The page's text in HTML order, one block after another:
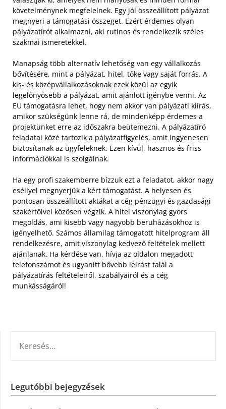
követelménynek megfelelnek. Egy jól összeállított pályázat
megnyeri a támogatási összeget. Ezért érdemes olyan
pályázatírót alkalmazni, aki rutinos és rendelkezik széles
szakmai ismeretekkel.
Manapság több alternatív lehetőség van egy vállalkozás
bővítésére, mint a pályázat, hitel, tőke vagy saját forrás. A
kis- és középvállalkozásoknak ezek közül az egyik
legelőnyösebb a pályázat, amit ajánlott igénybe venni. Az
EU támogatásra lehet, hogy nem akkor van pályázati kiírás,
amikor szükségünk lenne rá, de mindenképp érdemes a
projektünket erre az időszakra beütemezni. A pályázatíró
feladatai közé tartozik a pályázatfigyelés, amit ingyenesen
biztosítanak az ügyfeleknek. Ezen kívül, hasznos és friss
információkkal is szolgálnak.
Ha egy profi szakemberre bízzuk ezt a feladatot, akkor nagy
eséllyel megnyerjük a kért támogatást. A helyesen és
pontosan összeállított aktákat a cég pénzügyi és gazdasági
szakértőivel közösen végzik. A hitel viszonylag gyors
megoldás, ami kisebb vagy nagyobb beruházásokhoz is
igényelhető. Számos államilag támogatott hitelprogram áll
rendelkezésre, amit viszonylag kedvező feltételek mellett
ajánlanak. Ha kérdése van, hívja az oldalon megadott
telefonszámot és ugyanitt bővebb leírást talál a
pályázatírás feltételeiről, szabályairól és a cég
munkásságáról!
Legutóbbi bejegyzések